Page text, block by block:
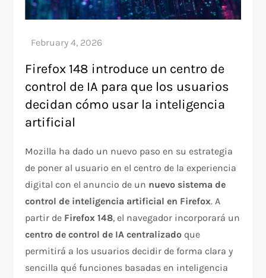
Firefox 148 introduce un centro de
control de IA para que los usuarios
decidan cómo usar la inteligencia
artificial
Mozilla ha dado un nuevo paso en su estrategia
de poner al usuario en el centro de la experiencia
digital con el anuncio de un nuevo sistema de
control de inteligencia artificial en Firefox. A
partir de Firefox 148, el navegador incorporará un
centro de control de IA centralizado que
permitirá a los usuarios decidir de forma clara y
sencilla qué funciones basadas en inteligencia